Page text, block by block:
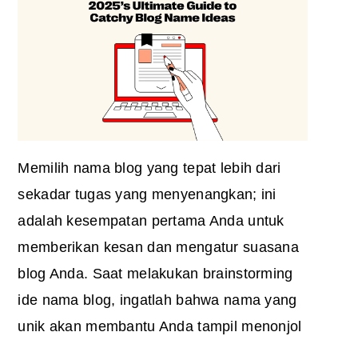
Memilih nama blog yang tepat lebih dari
sekadar tugas yang menyenangkan; ini
adalah kesempatan pertama Anda untuk
memberikan kesan dan mengatur suasana
blog Anda. Saat melakukan brainstorming
ide nama blog, ingatlah bahwa nama yang
unik akan membantu Anda tampil menonjol